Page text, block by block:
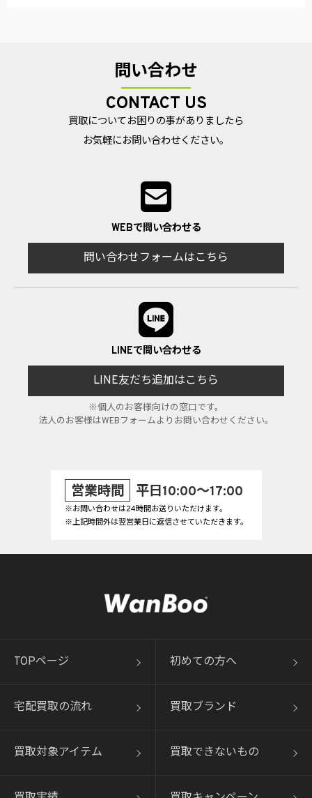
問い合わせ
CONTACT US
買取についてお困りの事がありましたら
お気軽にお問い合わせください。
WEBで問い合わせる
問い合わせフォームはこちら
LINEで問い合わせる
LINE友だち追加はこちら
※個人のお客様向けの窓口です。
法人のお客様はWEBフォームよりお問い合わせください。
営業時間 平日10:00～17:00
※お問い合わせは24時間お送りいただけます。
※上記時間外は翌営業日に返信させていただきます。
TOPページ 初めての方へ
宅配買取の流れ 買取ブランド
買取対象アイテム 買取できないもの